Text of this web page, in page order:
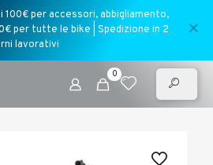
per accessori, abbigliamento,
per tutte le bike | Spedizione in 2
lavorativi
✕
0